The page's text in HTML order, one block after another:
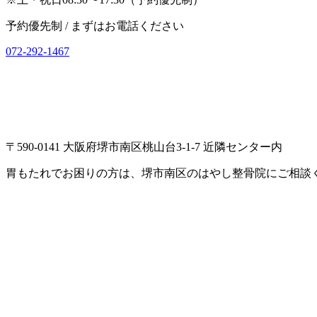
予約優先制 / まずはお電話ください
072-292-1467
〒590-0141 大阪府堺市南区桃山台3-1-7 近隣センター内
胃もたれでお困りの方は、堺市南区のはやし整骨院にご相談